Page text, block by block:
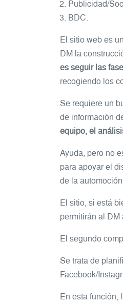
Publicidad/
BDC.
El sitio web es
DM la
es seguir las
recogiendo los
Se requiere un
de información
equipo, el
Ayuda, pero no
para apoyar el
de la
El sitio, si está
permitirán al
El segundo
Se trata de
Facebook/
En esta función,